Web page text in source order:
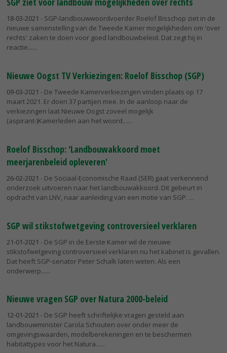
18-03-2021 - SGP-landbouwwoordvoerder Roelof Bisschop ziet in de
nieuwe samenstelling van de Tweede Kamer mogelijkheden om 'over
rechts' zaken te doen voor goed landbouwbeleid. Dat zegt hij in
reactie...
Nieuwe Oogst TV Verkiezingen: Roelof Bisschop (SGP)
09-03-2021 - De Tweede Kamerverkiezingen vinden plaats op 17
maart 2021. Er doen 37 partijen mee. In de aanloop naar de
verkiezingen laat Nieuwe Oogst zoveel mogelijk
(aspirant-)Kamerleden aan het woord...
Roelof Bisschop: 'Landbouwakkoord moet
meerjarenbeleid opleveren'
26-02-2021 - De Sociaal-Economische Raad (SER) gaat verkennend
onderzoek uitvoeren naar het landbouwakkoord. Dit gebeurt in
opdracht van LNV, naar aanleiding van een motie van SGP.
SGP wil stikstofwetgeving controversieel verklaren
21-01-2021 - De SGP in de Eerste Kamer wil de nieuwe
stikstofwetgeving controversieel verklaren nu het kabinet is gevallen.
Dat heeft SGP-senator Peter Schalk laten weten. Als een
onderwerp...
Nieuwe vragen SGP over Natura 2000-beleid
12-01-2021 - De SGP heeft schriftelijke vragen gesteld aan
landbouwminister Carola Schouten over onder meer de
omgevingswaarden, modelberekeningen en te beschermen
habitattypes voor het Natura...